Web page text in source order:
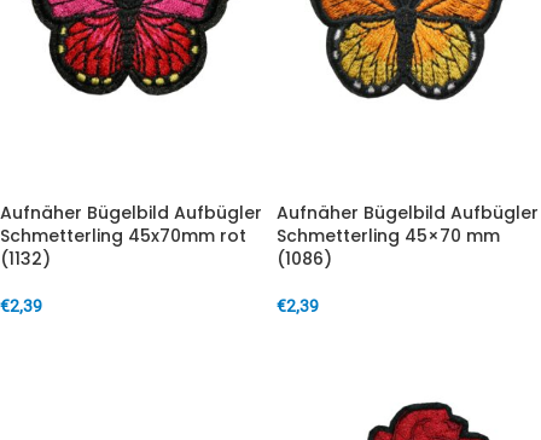
Aufnäher Bügelbild Aufbügler
Schmetterling 45x70mm rot
(1132)
€2,39
Aufnäher Bügelbild Aufbügler
Schmetterling 45×70 mm
(1086)
€2,39